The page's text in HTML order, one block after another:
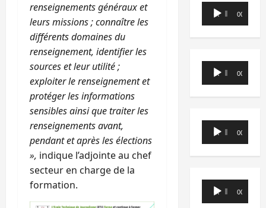
renseignements généraux et
leurs missions ; connaître les
différents domaines du
renseignement, identifier les
sources et leur utilité ;
exploiter le renseignement et
protéger les informations
sensibles ainsi que traiter les
renseignements avant,
pendant et après les élections
», indique l’adjointe au chef
secteur en charge de la
formation.
Lecteur
audio
00:00 00:00
Lecteur
audio
00:00 00:00
Lecteur
audio
00:00 00:00
Lecteur
audio
00:00 00:00